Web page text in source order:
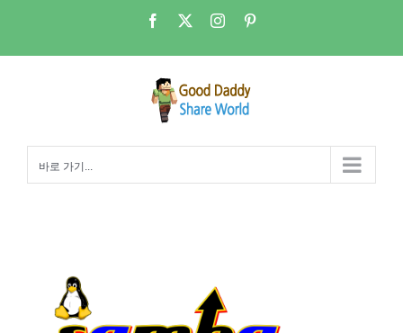
츠
Facebook Instagram
바로 가기...